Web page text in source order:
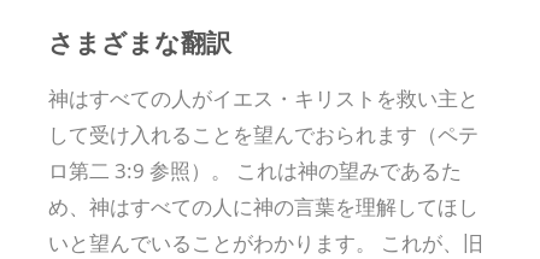
さまざまな翻訳
神はすべての人がイエス・キリストを救い主と
して受け入れることを望んでおられます（ペテ
ロ第二 3:9 参照）。 これは神の望みであるた
め、神はすべての人に神の言葉を理解してほし
いと望んでいることがわかります。 これが、旧